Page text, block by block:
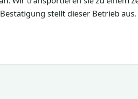
stellt dieser Betrieb